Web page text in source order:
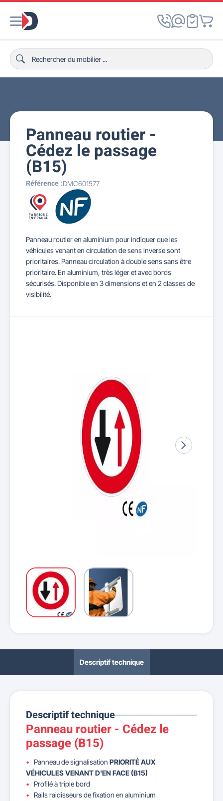
Panneau routier -
Cédez le passage
(B15)
Référence :DMC601577
Panneau routier en aluminium pour indiquer que les
véhicules venant en circulation de sens inverse sont
prioritaires. Panneau circulation à double sens sans être
prioritaire. En aluminium, très léger et avec bords
sécurisés. Disponible en 3 dimensions et en 2 classes de
visibilité.
Descriptif technique
Descriptif technique
Panneau routier - Cédez le
passage (B15)
Panneau de signalisation PRIORITÉ AUX
VÉHICULES VENANT D'EN FACE (B15)
Profilé à triple bord
Rails raidisseurs de fixation en aluminium